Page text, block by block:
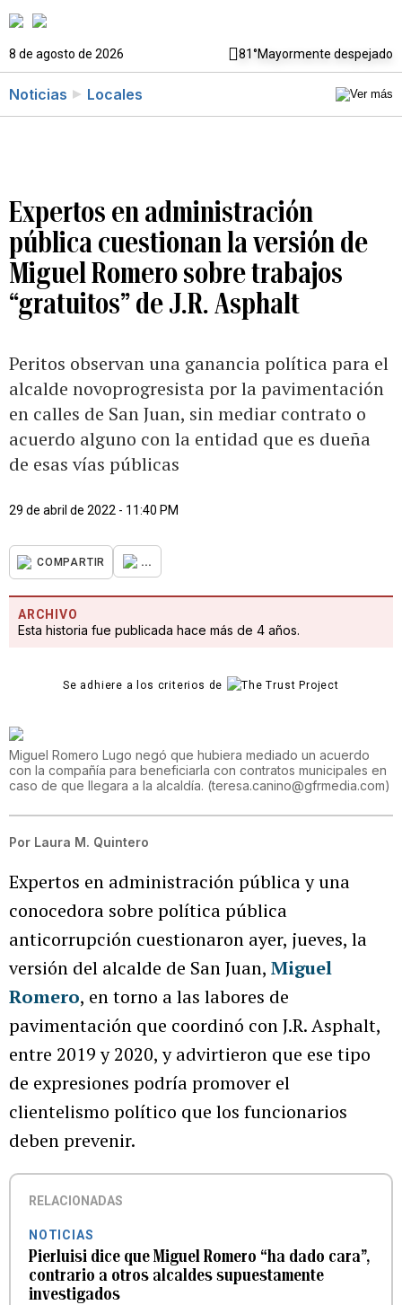
8 de agosto de 2026 81°Mayormente despejado
Noticias Locales
Expertos en administración
pública cuestionan la versión de
Miguel Romero sobre trabajos
“gratuitos” de J.R. Asphalt
Peritos observan una ganancia política para el
alcalde novoprogresista por la pavimentación
en calles de San Juan, sin mediar contrato o
acuerdo alguno con la entidad que es dueña
de esas vías públicas
29 de abril de 2022 - 11:40 PM
COMPARTIR ...
ARCHIVO
Esta historia fue publicada hace más de 4 años.
Se adhiere a los criterios de
Miguel Romero Lugo negó que hubiera mediado un acuerdo
con la compañía para beneficiarla con contratos municipales en
caso de que llegara a la alcaldía. (teresa.canino@gfrmedia.com)
Por Laura M. Quintero
Expertos en administración pública y una
conocedora sobre política pública
anticorrupción cuestionaron ayer, jueves, la
versión del alcalde de San Juan, Miguel
Romero, en torno a las labores de
pavimentación que coordinó con J.R. Asphalt,
entre 2019 y 2020, y advirtieron que ese tipo
de expresiones podría promover el
clientelismo político que los funcionarios
deben prevenir.
RELACIONADAS
NOTICIAS
Pierluisi dice que Miguel Romero “ha dado cara”,
contrario a otros alcaldes supuestamente
investigados